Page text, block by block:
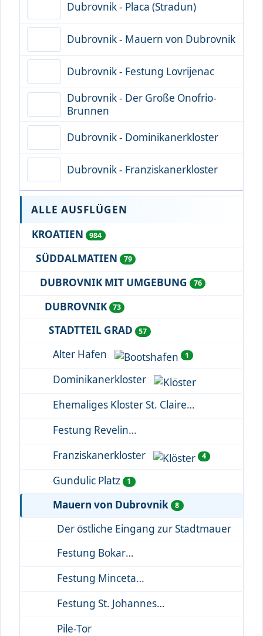
Dubrovnik - Placa (Stradun)
Dubrovnik - Mauern von Dubrovnik
Dubrovnik - Festung Lovrijenac
Dubrovnik - Der Große Onofrio-
Brunnen
Dubrovnik - Dominikanerkloster
Dubrovnik - Franziskanerkloster
ALLE AUSFLÜGEN
KROATIEN
984
SÜDDALMATIEN 79
DUBROVNIK MIT UMGEBUNG 76
DUBROVNIK 73
STADTTEIL GRAD 57
Alter Hafen 1
Dominikanerkloster
Ehemaliges Kloster St. Claire
Festung Revelin
Franziskanerkloster
4
Gundulic Platz 1
Mauern von Dubrovnik 8
Der östliche Eingang zur Stadtmauer
Festung Bokar
Festung Minceta
Festung St. Johannes
Pile-Tor